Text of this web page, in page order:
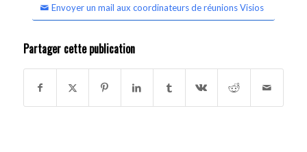
Envoyer un mail aux coordinateurs de réunions Visios
Partager cette publication